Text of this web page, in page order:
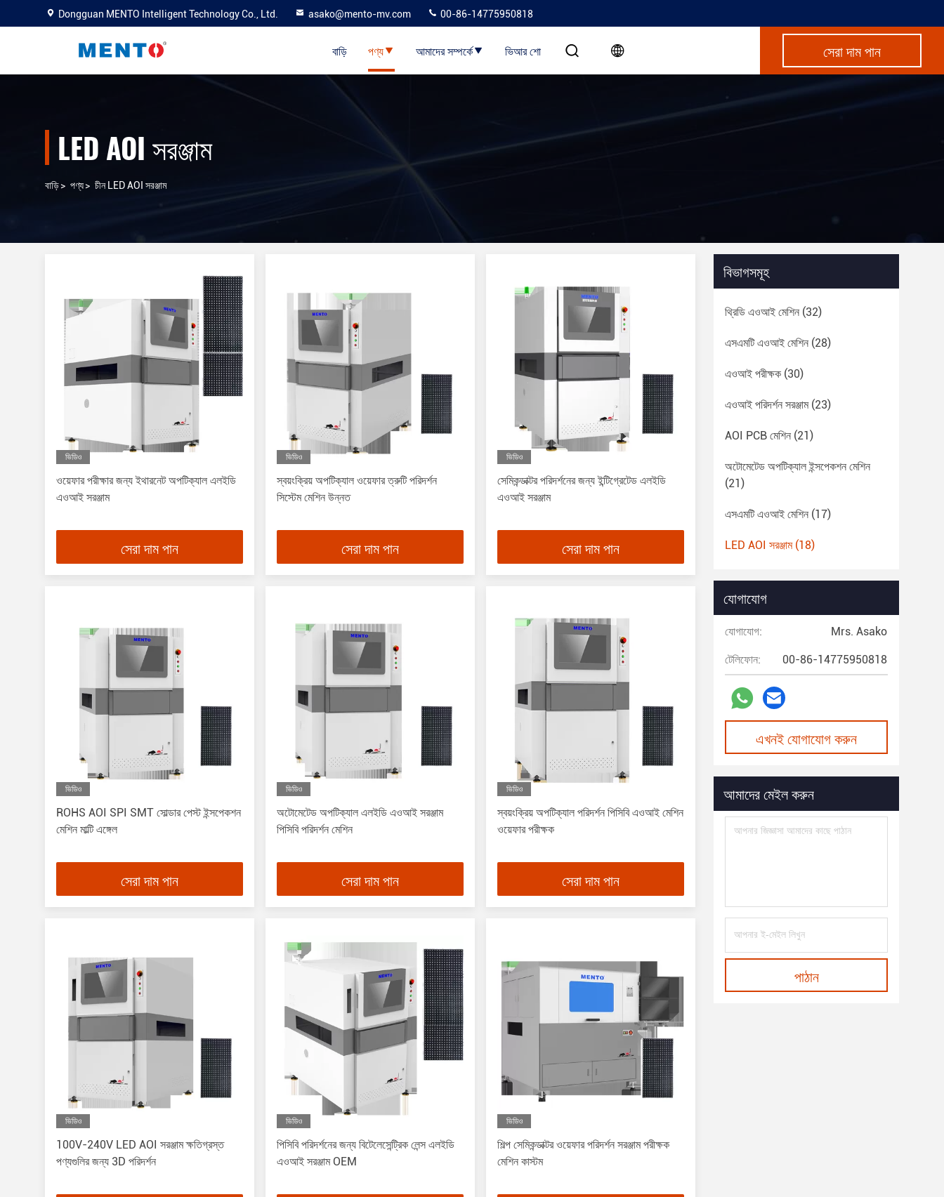
Dongguan MENTO Intelligent Technology Co., Ltd. asako@mento-mv.com 00-86-14775950818
বাড়ি পণ্য আমাদের সম্পর্কে ভিআর শো সেরা দাম পান
LED AOI সরঞ্জাম
বাড়ি> পণ্য> চীন LED AOI সরঞ্জাম
ভিডিও
ওয়েফার পরীক্ষার জন্য ইথারনেট অপটিক্যাল এলইডি
এওআই সরঞ্জাম
সেরা দাম পান
ভিডিও
স্বয়ংক্রিয় অপটিক্যাল ওয়েফার ত্রুটি পরিদর্শন
সিস্টেম মেশিন উন্নত
সেরা দাম পান
ভিডিও
সেমিকন্ডাক্টর পরিদর্শনের জন্য ইন্টিগ্রেটেড এলইডি
এওআই সরঞ্জাম
সেরা দাম পান
ভিডিও
ROHS AOI SPI SMT সোল্ডার পেস্ট ইন্সপেকশন
মেশিন মাল্টি এঙ্গেল
সেরা দাম পান
ভিডিও
অটোমেটেড অপটিক্যাল এলইডি এওআই সরঞ্জাম
পিসিবি পরিদর্শন মেশিন
সেরা দাম পান
ভিডিও
স্বয়ংক্রিয় অপটিক্যাল পরিদর্শন পিসিবি এওআই মেশিন
ওয়েফার পরীক্ষক
সেরা দাম পান
ভিডিও
100V-240V LED AOI সরঞ্জাম ক্ষতিগ্রস্ত
পণ্যগুলির জন্য 3D পরিদর্শন
ভিডিও
পিসিবি পরিদর্শনের জন্য বিটেলেসেন্ট্রিক লেন্স এলইডি
এওআই সরঞ্জাম OEM
ভিডিও
শিল্প সেমিকন্ডাক্টর ওয়েফার পরিদর্শন সরঞ্জাম পরীক্ষক
মেশিন কাস্টম
বিভাগসমূহ
থ্রিডি এওআই মেশিন (32)
এসএমটি এওআই মেশিন (28)
এওআই পরীক্ষক (30)
এওআই পরিদর্শন সরঞ্জাম(23)
AOI PCB মেশিন (21)
অটোমেটেড অপটিক্যাল ইন্সপেকশন মেশিন
(21)
এসএমটি এওআই মেশিন (17)
LED AOI সরঞ্জাম(18)
যোগাযোগ
যোগাযোগ: Mrs. Asako
টেলিফোন: 00-86-14775950818
এখনই যোগাযোগ করুন
আমাদের মেইল করুন
পাঠান